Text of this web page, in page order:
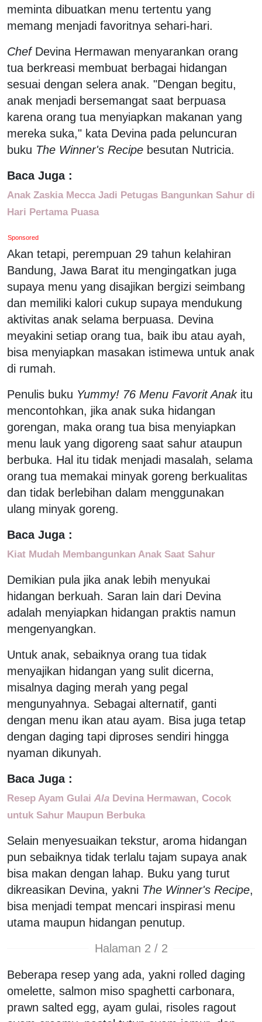
meminta dibuatkan menu tertentu yang
memang menjadi favoritnya sehari-hari.
ChefDevina Hermawan menyarankan orang
tua berkreasi membuat berbagai hidangan
sesuai dengan selera anak. "Dengan begitu,
anak menjadi bersemangat saat berpuasa
karena orang tua menyiapkan makanan yang
mereka suka," kata Devina pada peluncuran
buku The Winner's Recipe besutan Nutricia.
Baca Juga :
Anak Zaskia Mecca Jadi Petugas Bangunkan Sahur di
Hari Pertama Puasa
Sponsored
Akan tetapi, perempuan 29 tahun kelahiran
Bandung, Jawa Barat itu mengingatkan juga
supaya menu yang disajikan bergizi seimbang
dan memiliki kalori cukup supaya mendukung
aktivitas anak selama berpuasa. Devina
meyakini setiap orang tua, baik ibu atau ayah,
bisa menyiapkan masakan istimewa untuk anak
di rumah.
Penulis buku Yummy! 76 Menu Favorit Anakitu
mencontohkan, jika anak suka hidangan
gorengan, maka orang tua bisa menyiapkan
menu lauk yang digoreng saat sahur ataupun
berbuka. Hal itu tidak menjadi masalah, selama
orang tua memakai minyak goreng berkualitas
dan tidak berlebihan dalam menggunakan
ulang minyak goreng.
Baca Juga :
Kiat Mudah Membangunkan Anak Saat Sahur
Demikian pula jika anak lebih menyukai
hidangan berkuah. Saran lain dari Devina
adalah menyiapkan hidangan praktis namun
mengenyangkan.
Untuk anak, sebaiknya orang tua tidak
menyajikan hidangan yang sulit dicerna,
misalnya daging merah yang pegal
mengunyahnya. Sebagai alternatif, ganti
dengan menu ikan atau ayam. Bisa juga tetap
dengan daging tapi diproses sendiri hingga
nyaman dikunyah.
Baca Juga :
Resep Ayam Gulai Ala Devina Hermawan, Cocok
untuk Sahur Maupun Berbuka
Selain menyesuaikan tekstur, aroma hidangan
pun sebaiknya tidak terlalu tajam supaya anak
bisa makan dengan lahap. Buku yang turut
dikreasikan Devina, yakni The Winner's Recipe,
bisa menjadi tempat mencari inspirasi menu
utama maupun hidangan penutup.
Halaman 2 / 2
Beberapa resep yang ada, yakni rolled daging
omelette, salmon miso spaghetti carbonara,
prawn salted egg, ayam gulai, risoles ragout